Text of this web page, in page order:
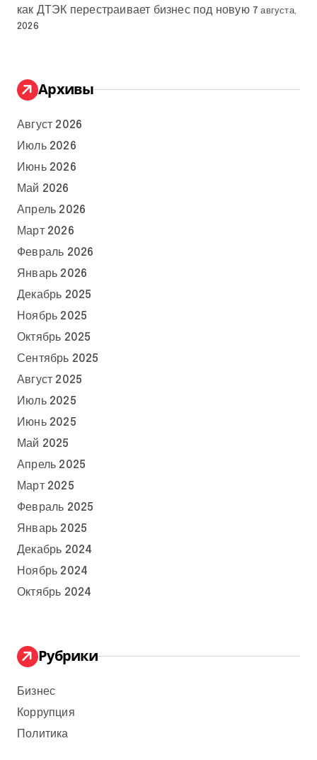
как ДТЭК перестраивает бизнес под новую 7 августа,
2026
Архивы
Август 2026
Июль 2026
Июнь 2026
Май 2026
Апрель 2026
Март 2026
Февраль 2026
Январь 2026
Декабрь 2025
Ноябрь 2025
Октябрь 2025
Сентябрь 2025
Август 2025
Июль 2025
Июнь 2025
Май 2025
Апрель 2025
Март 2025
Февраль 2025
Январь 2025
Декабрь 2024
Ноябрь 2024
Октябрь 2024
Рубрики
Бизнес
Коррупция
Политика